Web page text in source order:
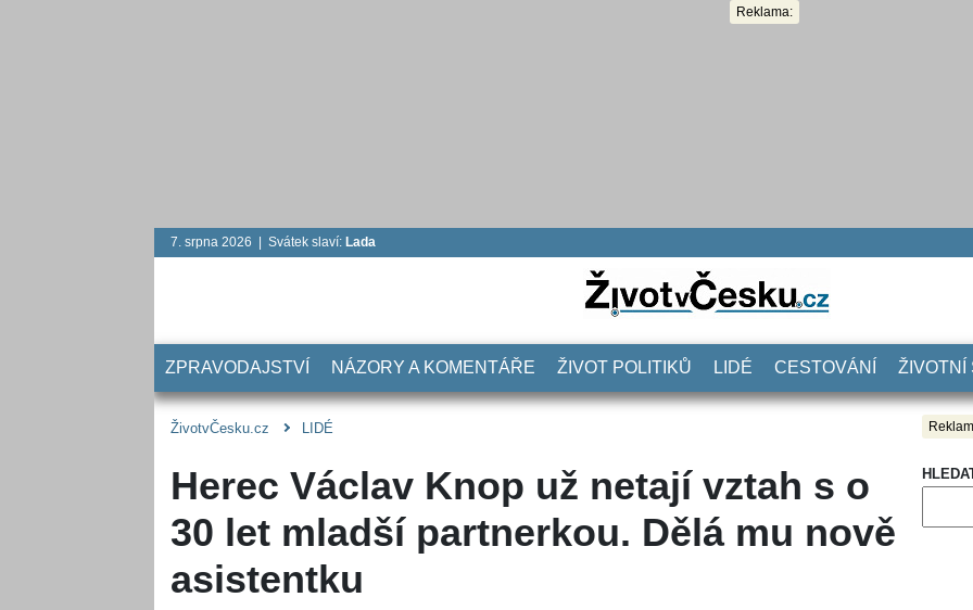
Reklama:
7. srpna 2026 | Svátek slaví: Lada
ZPRAVODAJSTVÍ NÁZORY A KOMENTÁŘE ŽIVOT POLITIKŮ LIDÉ CESTOVÁNÍ ŽIVOTNÍ
ŽivotvČesku.cz LIDÉ
Herec Václav Knop už netají vztah s o
30 let mladší partnerkou. Dělá mu nově
asistentku